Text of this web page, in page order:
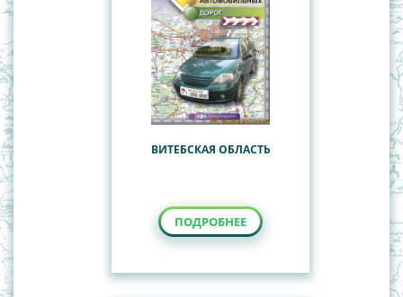
ВИТЕБСКАЯ ОБЛАСТЬ
ПОДРОБНЕЕ